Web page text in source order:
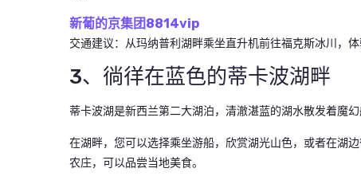
新葡的京集团8814vip
交通建议：从玛纳普利湖畔乘坐直升机前往福克斯冰川，体
3、徜徉在蓝色的蒂卡波湖畔
蒂卡波湖是新西兰第二大湖泊，清澈湛蓝的湖水散发着魔
在湖畔，您可以选择乘坐游船，欣赏湖光山色，或者在湖
农庄，可以品尝当地美食。